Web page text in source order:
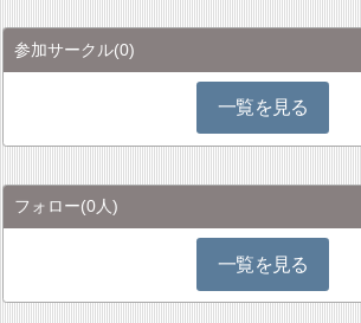
参加サークル(0)
一覧を見る
フォロー(0人)
一覧を見る